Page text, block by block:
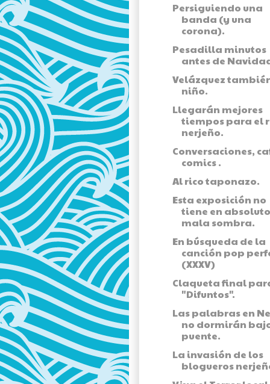
Persiguiendo una
banda (y una
corona).
Pesadilla minutos
antes de
Velázquez
niño.
Llegarán mejores
tiempos para el
nerjeño.
Conversaciones,
comics .
Al rico taponazo.
Esta exposición no
tiene en absoluto
mala sombra.
En búsqueda de la
canción pop
(XXXV)
Claqueta final
"Difuntos".
Las palabras en
no dormirán
puente.
La invasión de los
blogueros